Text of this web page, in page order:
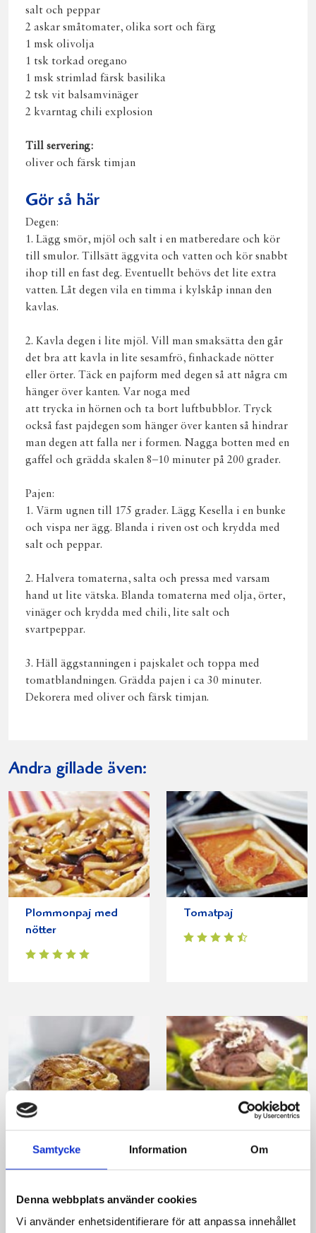
Samtycke Information Om
Denna webbplats använder cookies
Vi använder enhetsidentifierare för att anpassa innehållet
salt och peppar
2 askar småtomater, olika sort och färg
1 msk olivolja
1 tsk torkad oregano
1 msk strimlad färsk basilika
2 tsk vit balsamvinäger
2 kvarntag chili explosion
Till servering:
oliver och färsk timjan
Gör så här
Degen:
1. Lägg smör, mjöl och salt i en matberedare och kör
till smulor. Tillsätt äggvita och vatten och kör snabbt
ihop till en fast deg. Eventuellt behövs det lite extra
vatten. Låt degen vila en timma i kylskåp innan den
kavlas.
2. Kavla degen i lite mjöl. Vill man smaksätta den går
det bra att kavla in lite sesamfrö, finhackade nötter
eller örter. Täck en pajform med degen så att några cm
hänger över kanten. Var noga med
att trycka in hörnen och ta bort luftbubblor. Tryck
också fast pajdegen som hänger över kanten så hindrar
man degen att falla ner i formen. Nagga botten med en
gaffel och grädda skalen 8–10 minuter på 200 grader.
Pajen:
1. Värm ugnen till 175 grader. Lägg Kesella i en bunke
och vispa ner ägg. Blanda i riven ost och krydda med
salt och peppar.
2. Halvera tomaterna, salta och pressa med varsam
hand ut lite vätska. Blanda tomaterna med olja, örter,
vinäger och krydda med chili, lite salt och
svartpeppar.
3. Häll äggstanningen i pajskalet och toppa med
tomatblandningen. Grädda pajen i ca 30 minuter.
Dekorera med oliver och färsk timjan.
Andra gillade även:
Plommonpaj med
nötter
Tomatpaj
mandelpaj